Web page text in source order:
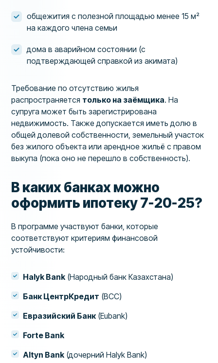
общежития с полезной площадью менее 15 м²
на каждого члена семьи
дома в аварийном состоянии (с
подтверждающей справкой из акимата)
Требование по отсутствию жилья
распространяется только на заёмщика. На
супруга может быть зарегистрирована
недвижимость. Также допускается иметь долю в
общей долевой собственности, земельный участок
без жилого объекта или арендное жильё с правом
выкупа (пока оно не перешло в собственность).
В каких банках можно
оформить ипотеку 7-20-25?
В программе участвуют банки, которые
соответствуют критериям финансовой
устойчивости:
Halyk Bank (Народный банк Казахстана)
Банк ЦентрКредит (BCC)
Евразийский Банк(Eubank)
Forte Bank
Altyn Bank (дочерний Halyk Bank)